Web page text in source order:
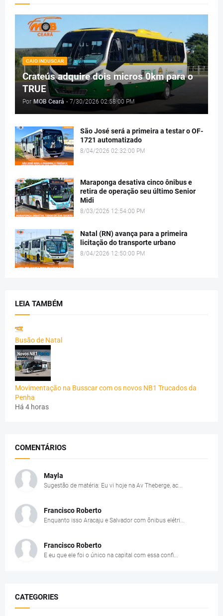
CAIO INDUSCAR
Crateús adquire dois micros 0km para o
TRUE
Por MOB Ceará - 7/30/2026 02:58:00 PM
São José será a primeira a testar o OF-
1721 automatizado
8/04/2026 02:32:00 PM
Maraponga desativa cinco ônibus e
retira de operação seu último Senior
Midi
8/03/2026 12:54:00 PM
Natal (RN) avança para a primeira
licitação do transporte urbano
8/04/2026 12:50:00 PM
LEIA TAMBÉM
Busão de Natal
Movimentação na Busscar com os novos NB1 Trucados da
Penha
Há 4 horas
COMENTÁRIOS
Mayla
Sugestão de matéria: Eu vi hoje na Av Theberge, ac...
Francisco Roberto
Enquanto isso Aracaju e Salvador com ônibus elétri...
Francisco Roberto
E eu que ele foi o único na capital com essa confi...
CATEGORIES